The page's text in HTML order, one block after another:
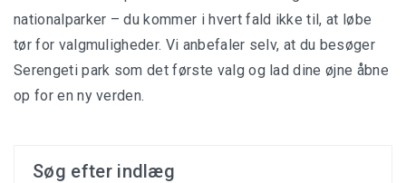
Hvad er safari?
Safarityper
nationalparker – du kommer i hvert fald ikke til, at løbe
tør for valgmuligheder. Vi anbefaler selv, at du besøger
Serengeti park som det første valg og lad dine øjne åbne
op for en ny verden.
Søg efter indlæg